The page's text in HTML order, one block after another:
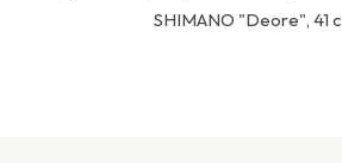
SHIMANO "Deore", 41